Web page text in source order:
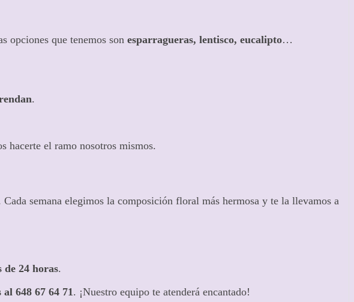
opciones que tenemos son esparragueras, lentisco, eucalipto…
.
hacerte el ramo nosotros mismos.
semana elegimos la composición floral más hermosa y te la llevamos a
de 24 horas.
648 67 64 71. ¡Nuestro equipo te atenderá encantado!